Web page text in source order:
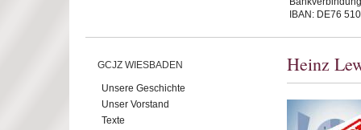
IBAN: DE76
GCJZ WIESBADEN
Unsere Geschichte
Unser Vorstand
Texte
Heinz